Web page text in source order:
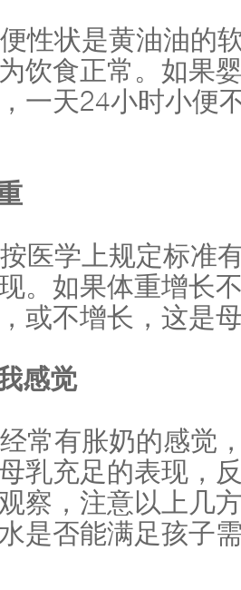
性状是黄油油的
饮食正常。如果
一天24小时小便
医学上规定标准
。如果体重增长
或不增长，这是
感觉
常有胀奶的感觉
乳充足的表现，
察，注意以上几
是否能满足孩子